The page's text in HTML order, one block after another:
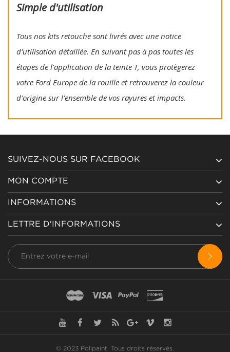
Simple d'utilisation
Tous nos kits retouche sont livrés avec une notice
d'utilisation détaillée. En suivant pas à pas toutes les
étapes de l'application de la teinte T, vous protègerez
votre Ford Europe de la rouille et retrouverez la couleur
d'origine sur l'ensemble de vos rayures et impacts.
SUIVEZ-NOUS SUR FACEBOOK
MON COMPTE
INFORMATIONS
LETTRE D'INFORMATIONS
© 2023 Polipaint. Tous droits réservés.